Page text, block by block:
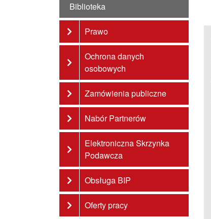
Biblioteka
Prawo
Ochrona danych
osobowych
Zamówienia publiczne
Nabór Partnerów
Elektroniczna Skrzynka
Podawcza
Obsługa BIP
Oferty pracy